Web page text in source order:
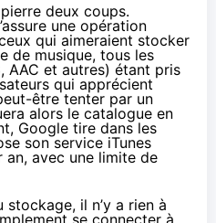
deux coups.
une opération
qui aimeraient stocker
de musique, tous les
AAC et autres) étant pris
qui apprécient
être tenter par un
alors le catalogue en
Google tire dans les
son service iTunes
avec une limite de
il n’y a rien à
se connecter à